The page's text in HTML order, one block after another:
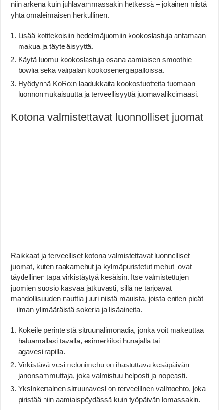
niin arkena kuin juhlavammassakin hetkessä – jokainen niistä
yhtä omaleimaisen herkullinen.
Lisää kotitekoisiin hedelmäjuomiin kookoslastuja antamaan
makua ja täyteläisyyttä.
Käytä luomu kookoslastuja osana aamiaisen smoothie
bowlia sekä välipalan kookosenergiapalloissa.
Hyödynnä KoRo:n laadukkaita kookostuotteita tuomaan
luonnonmukaisuutta ja terveellisyyttä juomavalikoimaasi.
Kotona valmistettavat luonnolliset juomat
Raikkaat ja terveelliset kotona valmistettavat luonnolliset
juomat, kuten raakamehut ja kylmäpuristetut mehut, ovat
täydellinen tapa virkistäytyä kesäisin. Itse valmistettujen
juomien suosio kasvaa jatkuvasti, sillä ne tarjoavat
mahdollisuuden nauttia juuri niistä mauista, joista eniten pidät
– ilman ylimääräistä sokeria ja lisäaineita.
Kokeile perinteistä sitruunalimonadia, jonka voit makeuttaa
haluamallasi tavalla, esimerkiksi hunajalla tai
agavesiirapilla.
Virkistävä vesimelonimehu on ihastuttava kesäpäivän
janonsammuttaja, joka valmistuu helposti ja nopeasti.
Yksinkertainen sitruunavesi on terveellinen vaihtoehto, joka
piristää niin aamiaispöydässä kuin työpäivän lomassakin.